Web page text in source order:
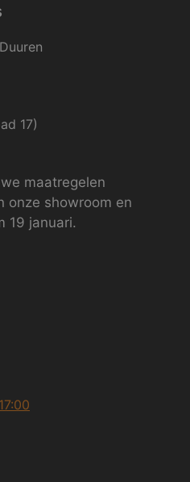
17)
maatregelen
onze showroom en
19 januari.